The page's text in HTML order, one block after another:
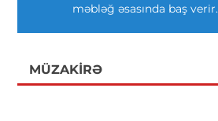
məbləğ əsasında baş verir.
MÜZAKIRƏ